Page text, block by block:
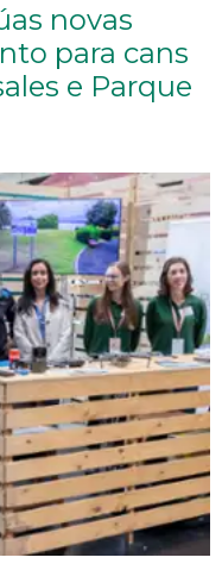
novas
para cans
e Parque